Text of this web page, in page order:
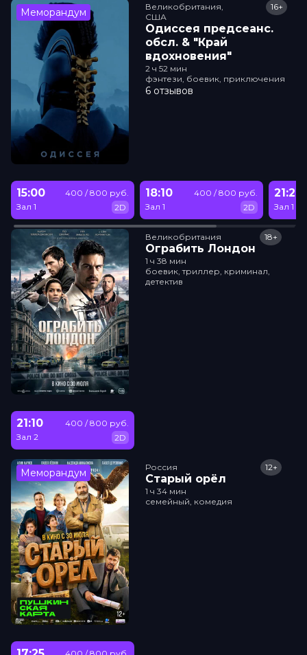
Меморандум
Великобритания,
США
Одиссея прeдсeанc.
обсл. & "Край
вдохновения"
16+
2 ч 52 мин
фэнтези, боевик, приключения
6 отзывов
15:00
Зал 1
400 / 800 руб.
2D
18:10
Зал 1
400 / 800 руб.
2D
21:20
Зал 1
Великобритания
Ограбить Лондон
18+
1 ч 38 мин
боевик, триллер, криминал,
детектив
21:10
Зал 2
400 / 800 руб.
2D
Меморандум Россия
Старый орёл
12+
1 ч 34 мин
семейный, комедия
400 / 800 руб.